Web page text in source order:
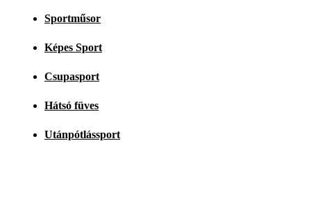
Sportműsor
Képes Sport
Csupasport
Hátsó füves
Utánpótlássport